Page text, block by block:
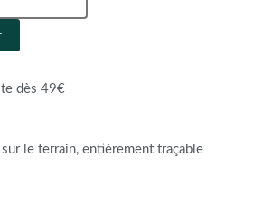
dès 49€
le terrain, entièrement traçable